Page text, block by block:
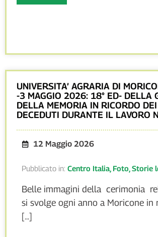
UNIVERSITA’ AGRARIA DI
-3 MAGGIO 2026: 18° ED- DELLA
DELLA MEMORIA IN RICORDO
DECEDUTI DURANTE IL LAVORO
12 Maggio 2026
Pubblicato in: Centro Italia, Foto, Storie
Belle immagini della cerimonia
si svolge ogni anno a Moricone in
[...]